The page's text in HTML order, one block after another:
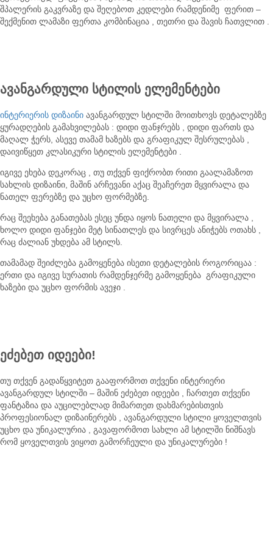
შპალერის გაკვრაზე და შეღებოთ კედლები რამდენიმე ფერით –
შექმენით ლამაზი ფერთა კომბინაცია , თეთრი და შავის ჩათვლით .
ავანგარდული სტილის ელემენტები
ინტერიერის დიზაინი ავანგარდულ სტილში მოითხოვს დეტალებზე
ყურადღების გამახვილებას : დიდი ფანჯრებს , დიდი ფართს და
მაღალ ჭერს, ასევე თამამ ხაზებს და გრაფიკულ შესრულებას ,
დაივიწყეთ კლასიკური სტილის ელემენტები .
იგივე ეხება დეკორაც , თუ თქვენ ფიქრობთ რითი გაალამაზოთ
სახლის დიზაინი, მაშინ არჩევანი აქაც შეაჩერეთ მყვირალა და
ნათელ ფერებზე და უცხო ფორმებზე.
რაც შეეხება განათებას ესეც უნდა იყოს ნათელი და მყვირალა ,
ხოლო დიდი ფანჯები მეტ სინათლეს და სივრცეს ანიჭებს ოთახს ,
რაც ძალიან უხდება ამ სტილს.
თამამად შეიძლება გამოყენება ისეთი დეტალების როგორიცაა :
ერთი და იგივე სურათის რამდენჯერმე გამოყენება გრაფიკული
ხაზები და უცხო ფორმის ავეჯი .
ეძებეთ იდეები!
თუ თქვენ გადაწყვიტეთ გააფორმოთ თქვენი ინტერიერი
ავანგარდულ სტილში – მაშინ ეძებეთ იდეები , ჩართეთ თქვენი
ფანტაზია და აუცილებლად მიმართეთ დახმარებისთვის
პროფესიონალ დიზაინერებს , ავანგარდული სტილი ყოველთვის
უცხო და უნიკალურია , გავაფორმოთ სახლი ამ სტილში ნიშნავს
რომ ყოველთვის ვიყოთ გამორჩეული და უნიკალურები !